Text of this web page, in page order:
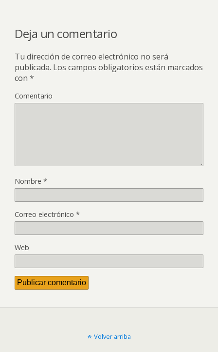
Deja un comentario
Tu dirección de correo electrónico no será
publicada. Los campos obligatorios están marcados
con *
Comentario
Nombre *
Correo electrónico *
Web
Volver arriba